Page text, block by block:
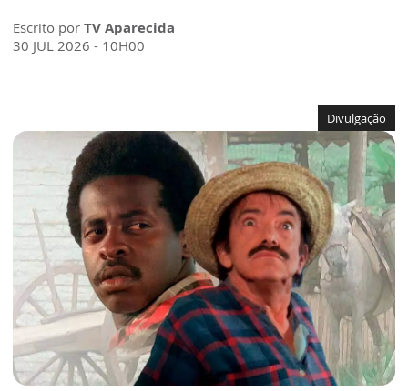
Escrito por TV Aparecida
30 JUL 2026 - 10H00
Divulgação